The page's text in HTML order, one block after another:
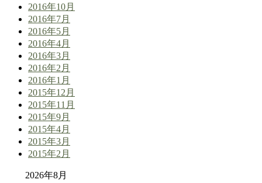
2016年10月
2016年7月
2016年5月
2016年4月
2016年3月
2016年2月
2016年1月
2015年12月
2015年11月
2015年9月
2015年4月
2015年3月
2015年2月
2026年8月